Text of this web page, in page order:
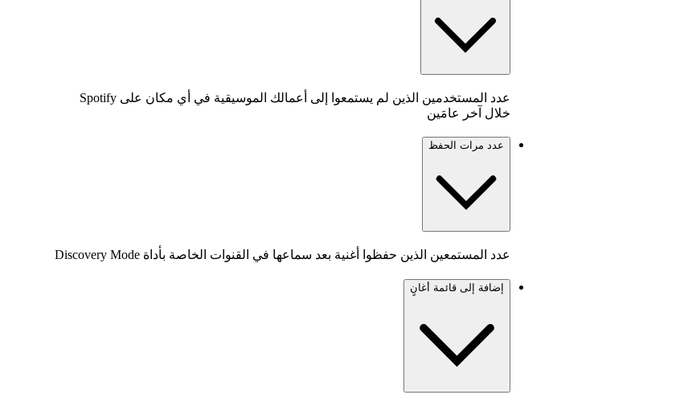
عدد المستخدمين الذين لم يستمعوا إلى أعمالك الموسيقية في أي مكان على Spotify
خلال آخر عامَين
عدد مرات الحفظ
عدد المستمعين الذين حفظوا أغنية بعد سماعها في القنوات الخاصة بأداة Discovery Mode
إضافة إلى قائمة أغانٍ